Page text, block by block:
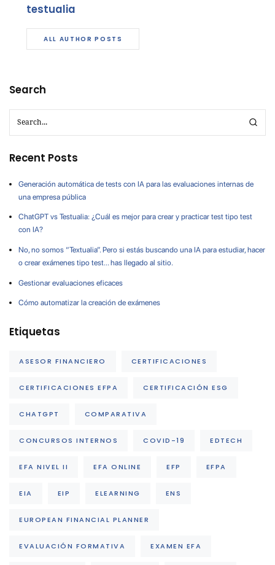
testualia
ALL AUTHOR POSTS
Search
Recent Posts
Generación automática de tests con IA para las evaluaciones internas de
una empresa pública
ChatGPT vs Testualia: ¿Cuál es mejor para crear y practicar test tipo test
con IA?
No, no somos “Textualia”. Pero si estás buscando una IA para estudiar, hacer
o crear exámenes tipo test… has llegado al sitio.
Gestionar evaluaciones eficaces
Cómo automatizar la creación de exámenes
Etiquetas
ASESOR FINANCIERO CERTIFICACIONES
CERTIFICACIONES EFPA CERTIFICACIÓN ESG
CHATGPT COMPARATIVA
CONCURSOS INTERNOS COVID-19 EDTECH
EFA NIVEL II EFA ONLINE EFP EFPA
EIA EIP ELEARNING ENS
EUROPEAN FINANCIAL PLANNER
EVALUACIÓN FORMATIVA EXAMEN EFA